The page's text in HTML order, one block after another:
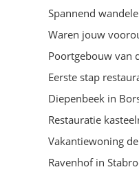
Spannend
Waren jouw
Poortgebouw van
Eerste stap
Diepenbeek in
Restauratie
Vakantiewoning
Ravenhof in